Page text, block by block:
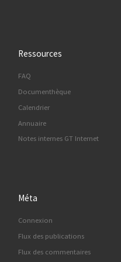
Ressources
FAQ
Documenthèque
Calendrier
Annuaire
Notes internes GT Internet
Méta
Connexion
Flux des publications
Flux des commentaires